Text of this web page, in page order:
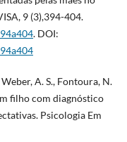
9 (3),394-404.
. DOI:
A. S., Fontoura, N.
filho com diagnóstico
Psicologia Em